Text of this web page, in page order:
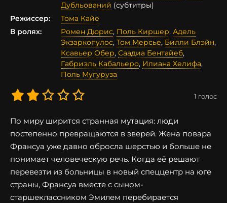
Дубльований (субтитры)
Режиссер:
Тома Кайе
В ролях:
Ромен Дюрис, Поль Киршер, Адель
Экзаркопулос, Том Мерсье, Билли Блэйн,
Ксавьер Обер, Саадиа Бентайеб,
Габриэль Кабальеро, Илиана Хелифа,
Поль Мугуруза
1 голос
По миру ширится странная мутация: люди
постепенно превращаются в зверей. Жена повара
Франсуа уже давно обросла шерстью и больше не
понимает человеческую речь. Когда её решают
перевезти из больницы в новый спеццентр на юге
страны, Франсуа вместе с сыном-
старшеклассником Эмилем перебирается